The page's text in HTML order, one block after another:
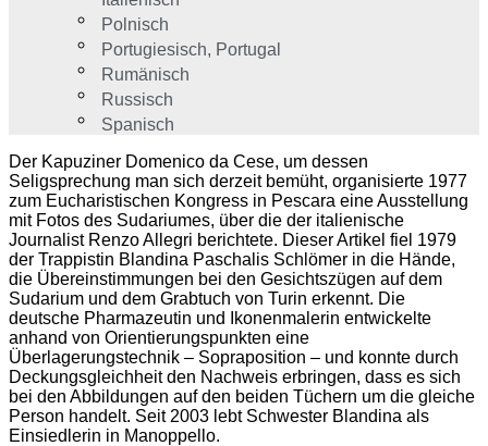
Polnisch
Portugiesisch, Portugal
Rumänisch
Russisch
Spanisch
Der Kapuziner Domenico da Cese, um dessen
Seligsprechung man sich derzeit bemüht, organisierte 1977
zum Eucharistischen Kongress in Pescara eine Ausstellung
mit Fotos des Sudariumes, über die der italienische
Journalist Renzo Allegri berichtete. Dieser Artikel fiel 1979
der Trappistin Blandina Paschalis Schlömer in die Hände,
die Übereinstimmungen bei den Gesichtszügen auf dem
Sudarium und dem Grabtuch von Turin erkennt. Die
deutsche Pharmazeutin und Ikonenmalerin entwickelte
anhand von Orientierungspunkten eine
Überlagerungstechnik – Sopraposition – und konnte durch
Deckungsgleichheit den Nachweis erbringen, dass es sich
bei den Abbildungen auf den beiden Tüchern um die gleiche
Person handelt. Seit 2003 lebt Schwester Blandina als
Einsiedlerin in Manoppello.